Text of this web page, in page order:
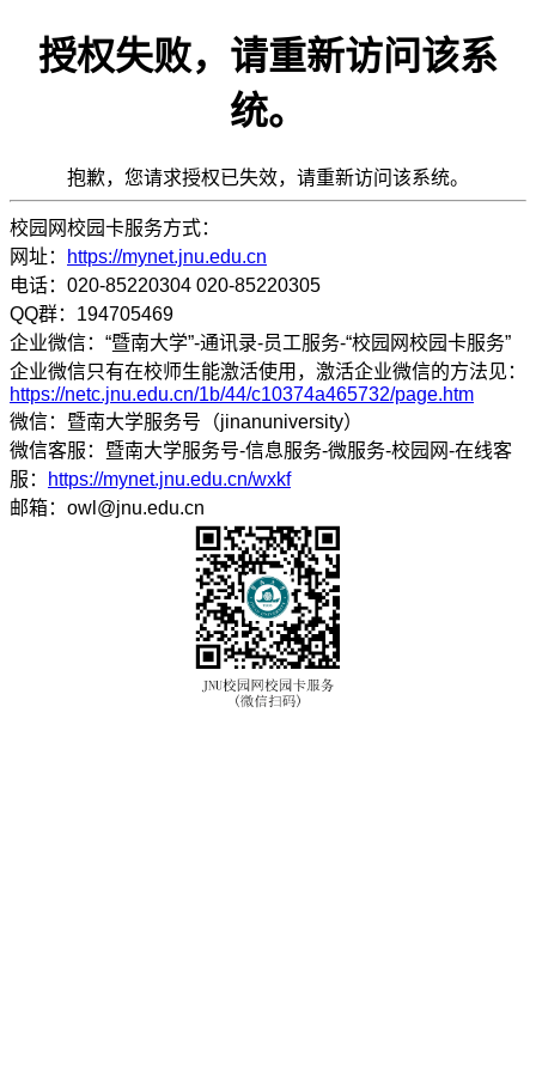
授权失败，请重新访问该系
统。
抱歉，您请求授权已失效，请重新访问该系统。
校园网校园卡服务方式：
网址：
https://mynet.jnu.edu.cn
电话：020-85220304 020-85220305
QQ群：194705469
企业微信：“暨南大学”-通讯录-员工服务-“校园网校园卡服务”
企业微信只有在校师生能激活使用，激活企业微信的方法见：
https://netc.jnu.edu.cn/1b/44/c10374a465732/page.htm
微信：暨南大学服务号（jinanuniversity）
微信客服：暨南大学服务号-信息服务-微服务-校园网-在线客
服：
https://mynet.jnu.edu.cn/wxkf
邮箱：owl@jnu.edu.cn